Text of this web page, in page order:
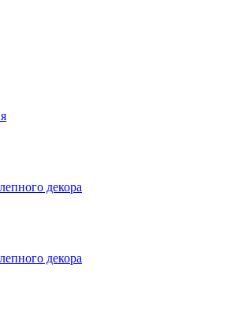
декора
декора